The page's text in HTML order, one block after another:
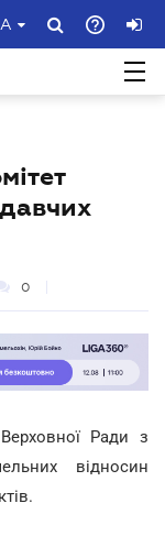
0
Ради з
відносин